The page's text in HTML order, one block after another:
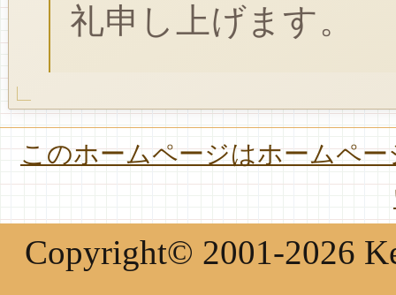
礼申し上げます。
このホームページはホームペ
Copyright© 2001-2026